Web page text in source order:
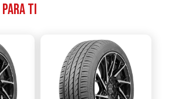
para ti